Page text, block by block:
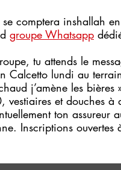
comptera inshallah
groupe Whatsapp
tu attends le
Calcetto lundi au
j’amène les
vestiaires et douches à
ton assureur
Inscriptions ouvertes